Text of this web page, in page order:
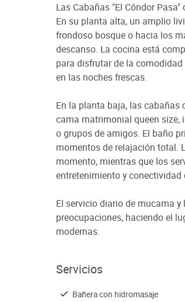
Las Cabañas "El Cóndor
En su planta alta, un amplio
frondoso bosque o hacia los
descanso. La cocina está
para disfrutar de la
en las noches frescas.
En la planta baja, las
cama matrimonial queen size,
o grupos de amigos. El baño
momentos de relajación total.
momento, mientras que los
entretenimiento y conectividad
El servicio diario de mucama
preocupaciones, haciendo el
modernas.
Servicios
Bañera con hidromasaje